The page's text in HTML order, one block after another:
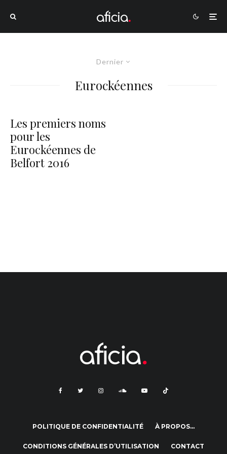
Dernier
Eurockéennes
Les premiers noms
pour les
Eurockéennes de
Belfort 2016
POLITIQUE DE CONFIDENTIALITÉ À PROPOS…
CONDITIONS GÉNÉRALES D’UTILISATION CONTACT